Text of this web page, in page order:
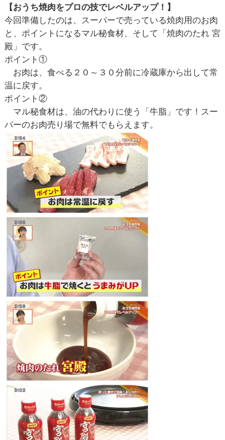
【おうち焼肉をプロの技でレベルアップ！】
今回準備したのは、スーパーで売っている焼肉用のお肉
と、ポイントになるマル秘食材、そして「焼肉のたれ 宮
殿」です。
ポイント①
お肉は、食べる２０～３０分前に冷蔵庫から出して常
温に戻す。
ポイント②
マル秘食材は、油の代わりに使う「牛脂」です！スー
パーのお肉売り場で無料でもらえます。